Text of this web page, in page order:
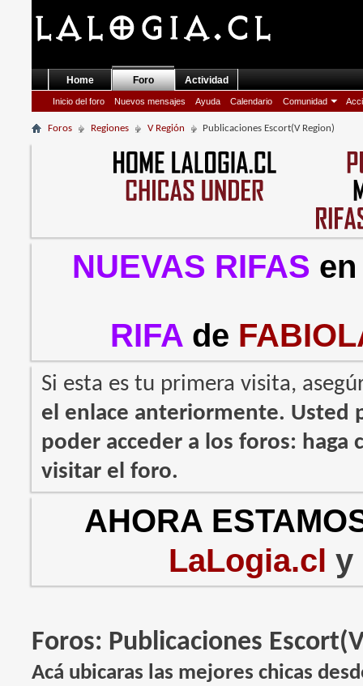
Home Foro
Inicio del foro Nuevos mensajes Ayuda Calendario Comunidad
Actividad
Foros Regiones V Región Publicaciones Escort(V Region)
NUEVAS RIFAS en
RIFA de
Si esta es tu primera visita,
el enlace anteriormente. Usted
poder acceder a los foros: haga
visitar el foro.
AHORA
LaLogia.cl y
Foros: Publicaciones
Acá ubicaras las mejores chicas